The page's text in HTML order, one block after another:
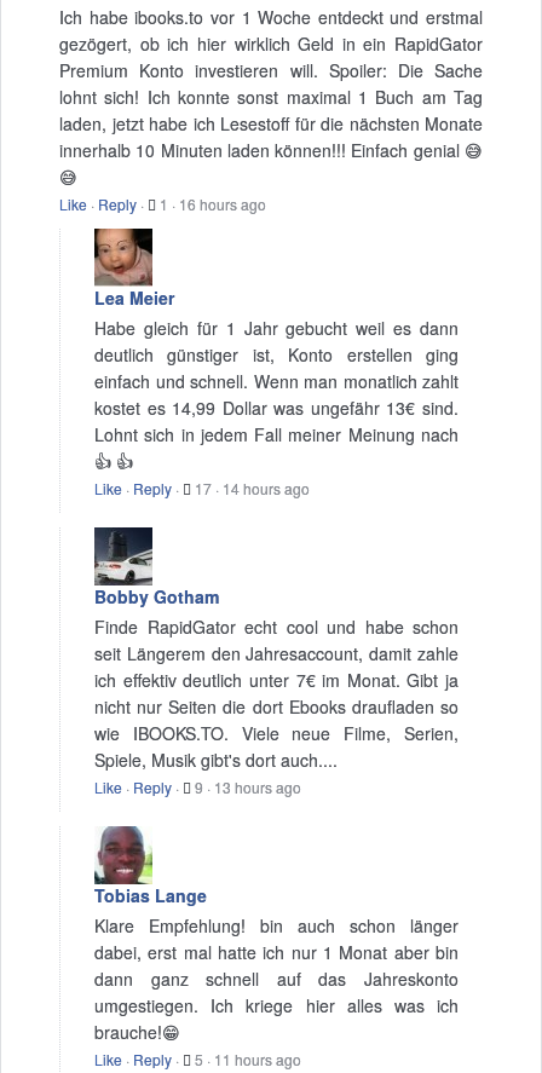
Ich habe ibooks.to vor 1 Woche entdeckt und erstmal
gezögert, ob ich hier wirklich Geld in ein RapidGator
Premium Konto investieren will. Spoiler: Die Sache
lohnt sich! Ich konnte sonst maximal 1 Buch am Tag
laden, jetzt habe ich Lesestoff für die nächsten Monate
innerhalb 10 Minuten laden können!!! Einfach genial 😅
😅
Like · Reply · 1 · 16 hours ago
Lea Meier
Habe gleich für 1 Jahr gebucht weil es dann
deutlich günstiger ist, Konto erstellen ging
einfach und schnell. Wenn man monatlich zahlt
kostet es 14,99 Dollar was ungefähr 13€ sind.
Lohnt sich in jedem Fall meiner Meinung nach
👍 👍
Like · Reply · 17 · 14 hours ago
Bobby Gotham
Finde RapidGator echt cool und habe schon
seit Längerem den Jahresaccount, damit zahle
ich effektiv deutlich unter 7€ im Monat. Gibt ja
nicht nur Seiten die dort Ebooks draufladen so
wie IBOOKS.TO. Viele neue Filme, Serien,
Spiele, Musik gibt's dort auch....
Like · Reply · 9 · 13 hours ago
Tobias Lange
Klare Empfehlung! bin auch schon länger
dabei, erst mal hatte ich nur 1 Monat aber bin
dann ganz schnell auf das Jahreskonto
umgestiegen. Ich kriege hier alles was ich
brauche!😁
Like · Reply · 5 · 11 hours ago